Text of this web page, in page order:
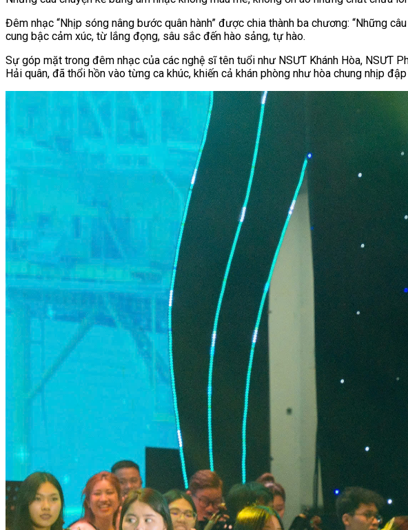
Đêm nhạc “Nhịp sóng nâng bước quân hành” được chia thành ba chương: “Những
cung bậc cảm xúc, từ lắng đọng, sâu sắc đến hào sảng, tự hào.
Sự góp mặt trong đêm nhạc của các nghệ sĩ tên tuổi như NSƯT Khánh Hòa, NSƯT
Hải quân, đã thổi hồn vào từng ca khúc, khiến cả khán phòng như hòa chung nhịp